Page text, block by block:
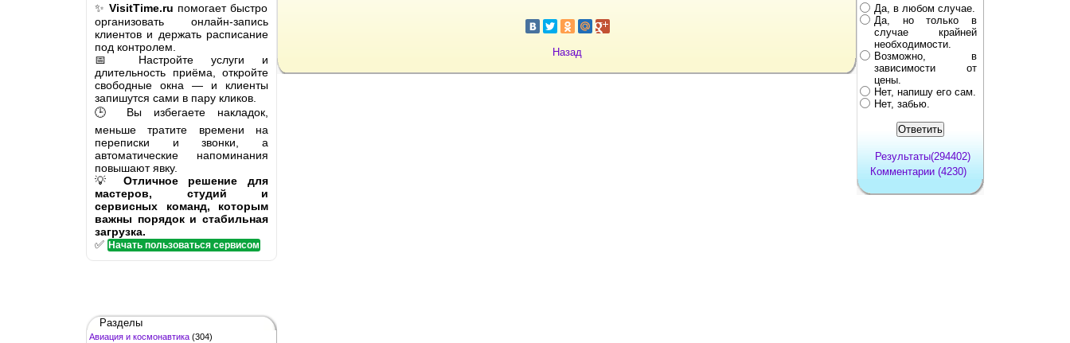
✨ VisitTime.ru помогает быстро
организовать онлайн-запись
клиентов и держать расписание
под контролем.
📅 Настройте услуги и
длительность приёма, откройте
свободные окна — и клиенты
запишутся сами в пару кликов.
🕒 Вы избегаете накладок,
меньше тратите времени на
переписки и звонки, а
автоматические напоминания
повышают явку.
💡 Отличное решение для
мастеров, студий и
сервисных команд, которым
важны порядок и стабильная
загрузка.
✅ Начать пользоваться сервисом
Разделы
Авиация и космонавтика (304)
Назад
Да, в любом случае.
Да, но только в
случае крайней
необходимости.
Возможно, в
зависимости от
цены.
Нет, напишу его сам.
Нет, забью.
Результаты(294402)
Комментарии (4230)